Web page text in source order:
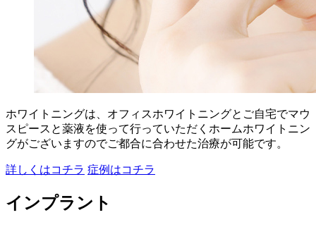
ホワイトニングは、オフィスホワイトニングとご自宅でマウ
スピースと薬液を使って行っていただくホームホワイトニン
グがございますのでご都合に合わせた治療が可能です。
詳しくはコチラ 症例はコチラ
インプラント